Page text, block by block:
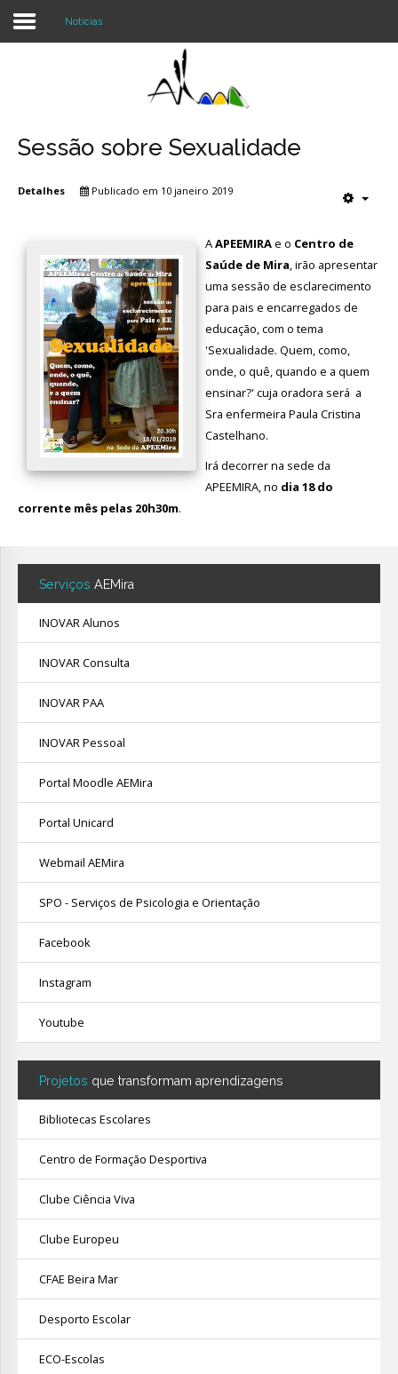
Register
Agrupamento
Oferta
Notícias
Projetos
Contactos
Avaliação
Notícias
Sessão sobre Sexualidade
Detalhes Publicado em 10 janeiro 2019
AAPEEMIRAe o Centro de
Saúde de Mira, irão apresentar
uma sessão de esclarecimento
para pais e encarregados de
educação, com o tema
'Sexualidade. Quem, como,
onde, o quê, quando e a quem
ensinar?' cuja oradora será a
Sra enfermeira Paula Cristina
Castelhano.
Irá decorrer na sede da
APEEMIRA, no dia 18 do
corrente mês pelas 20h30m.
Serviços AEMira
INOVAR Alunos
INOVAR Consulta
INOVAR PAA
INOVAR Pessoal
Portal Moodle AEMira
Portal Unicard
Webmail AEMira
SPO - Serviços de Psicologia e Orientação
Facebook
Instagram
Youtube
Projetos que transformam aprendizagens
Bibliotecas Escolares
Centro de Formação Desportiva
Clube Ciência Viva
Clube Europeu
CFAE Beira Mar
Desporto Escolar
ECO-Escolas